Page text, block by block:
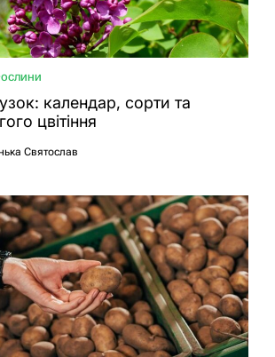
календар, сорти та
цвітіння
Святослав